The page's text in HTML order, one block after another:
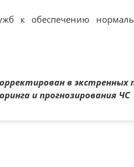
к обеспечению
в экстренных
и прогнозирования ЧС